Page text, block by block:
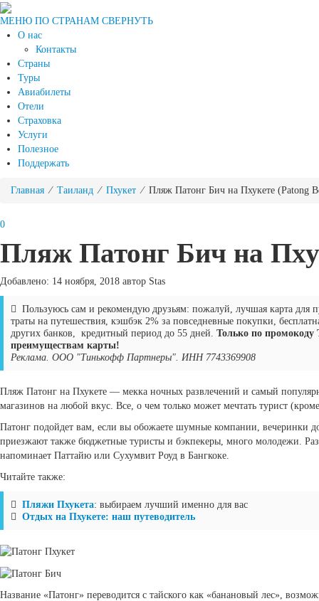
МЕНЮ ПО СТРАНАМ СВЕРНУТЬ
О нас
Контакты
Страны
Туры
Авиабилеты
Отели
Страховка
Услуги
Полезное
Поддержать
Главная ⁄ Таиланд ⁄ Пхукет ⁄ Пляж Патонг Бич на Пхукете (Patong
0
Пляж Патонг Бич на
Добавлено: 14 ноября, 2018 автор Stas
Пользуюсь сам и рекомендую друзьям: пожалуй, лучшая карта для
траты на путешествия, кэшбэк 2% за повседневные покупки,
других банков, кредитный период до 55 дней. Только по промокоду
преимуществам карты!
Реклама. ООО "Тинькофф Партнеры". ИНН 7743369908
Пляж Патонг на Пхукете — мекка ночных развлечений и самый
магазинов на любой вкус. Все, о чем только может мечтать турист
Патонг подойдет вам, если вы обожаете шумные компании, вечеринки
приезжают также бюджетные туристы и бэкпекеры, много молодежи.
напоминает Паттайю или Сухумвит Роуд в Бангкоке.
Читайте также:
Пляжи Пхукета: выбираем лучший именно для вас
Отдых на Пхукете: наш путеводитель
Название «Патонг» переводится с тайского как «банановый лес»,